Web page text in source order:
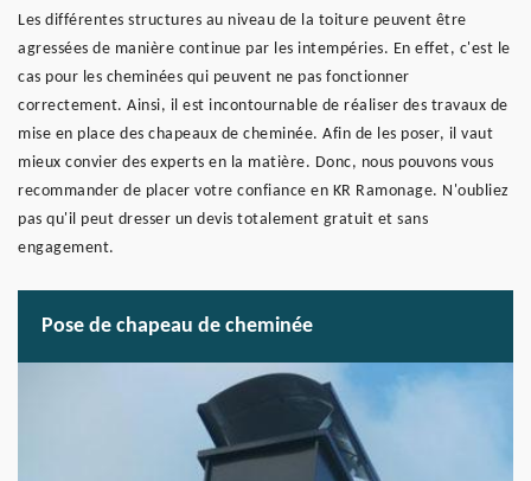
Les différentes structures au niveau de la toiture peuvent être
agressées de manière continue par les intempéries. En effet, c'est le
cas pour les cheminées qui peuvent ne pas fonctionner
correctement. Ainsi, il est incontournable de réaliser des travaux de
mise en place des chapeaux de cheminée. Afin de les poser, il vaut
mieux convier des experts en la matière. Donc, nous pouvons vous
recommander de placer votre confiance en KR Ramonage. N'oubliez
pas qu'il peut dresser un devis totalement gratuit et sans
engagement.
Pose de chapeau de cheminée